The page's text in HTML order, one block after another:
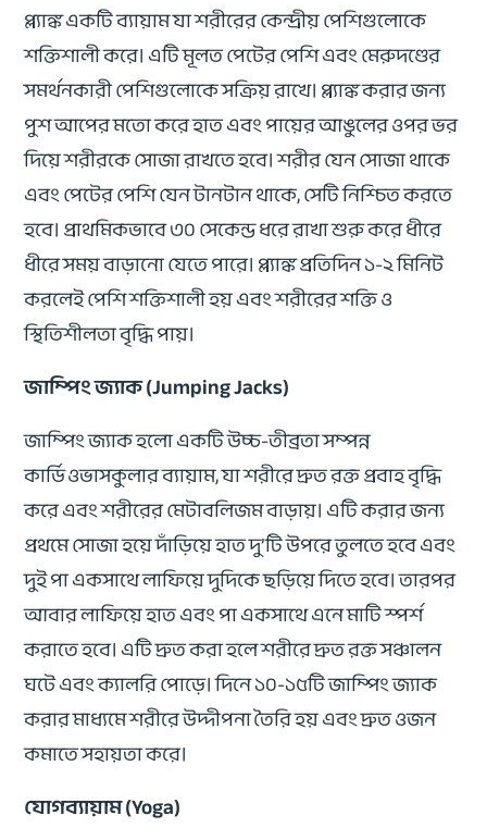
প্ল্যাঙ্ক একটি ব্যায়াম যা শরীরের কেন্দ্রীয় পেশিগুলোকে
শক্তিশালী করে। এটি মূলত পেটের পেশি এবং মেরুদণ্ডের
সমর্থনকারী পেশিগুলোকে সক্রিয় রাখে। প্ল্যাঙ্ক করার জন্য
পুশ আপের মতো করে হাত এবং পায়ের আঙুলের ওপর ভর
দিয়ে শরীরকে সোজা রাখতে হবে। শরীর যেন সোজা থাকে
এবং পেটের পেশি যেন টানটান থাকে, সেটি নিশ্চিত করতে
হবে। প্রাথমিকভাবে ৩০ সেকেন্ড ধরে রাখা শুরু করে ধীরে
ধীরে সময় বাড়ানো যেতে পারে। প্ল্যাঙ্ক প্রতিদিন ১-২ মিনিট
করলেই পেশি শক্তিশালী হয় এবং শরীরের শক্তি ও
স্থিতিশীলতা বৃদ্ধি পায়।
জাম্পিং জ্যাক (Jumping Jacks)
জাম্পিং জ্যাক হলো একটি উচ্চ-তীব্রতা সম্পন্ন
কার্ডিওভাসকুলার ব্যায়াম, যা শরীরে দ্রুত রক্ত প্রবাহ বৃদ্ধি
করে এবং শরীরের মেটাবলিজম বাড়ায়। এটি করার জন্য
প্রথমে সোজা হয়ে দাঁড়িয়ে হাত দু’টি উপরে তুলতে হবে এবং
দুই পা একসাথে লাফিয়ে দুদিকে ছড়িয়ে দিতে হবে। তারপর
আবার লাফিয়ে হাত এবং পা একসাথে এনে মাটি স্পর্শ
করাতে হবে। এটি দ্রুত করা হলে শরীরে দ্রুত রক্ত সঞ্চালন
ঘটে এবং ক্যালরি পোড়ে। দিনে ১০-১৫টি জাম্পিং জ্যাক
করার মাধ্যমে শরীরে উদ্দীপনা তৈরি হয় এবং দ্রুত ওজন
কমাতে সহায়তা করে।
যোগব্যায়াম (Yoga)